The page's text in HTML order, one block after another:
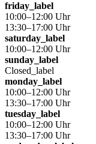
friday_label
10:00–12:00 Uhr
13:30–17:00 Uhr
saturday_label
10:00–12:00 Uhr
sunday_label
Closed_label
monday_label
10:00–12:00 Uhr
13:30–17:00 Uhr
tuesday_label
10:00–12:00 Uhr
13:30–17:00 Uhr